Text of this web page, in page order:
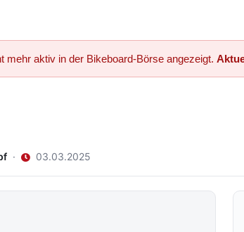
mehr aktiv in der Bikeboard-Börse angezeigt.
· 03.03.2025